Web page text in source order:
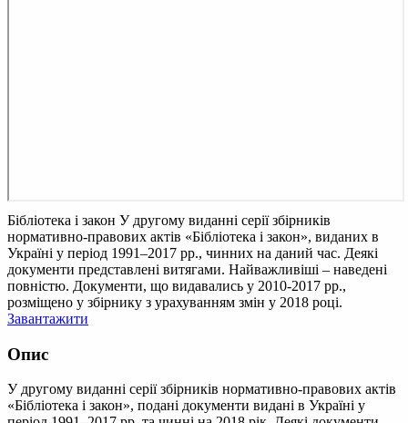
Бібліотека і закон У другому виданні серії збірників
нормативно-правових актів «Бібліотека і закон», виданих в
Україні у період 1991–2017 рр., чинних на даний час. Деякі
документи представлені витягами. Найважливіші – наведені
повністю. Документи, що видавались у 2010-2017 рр.,
розміщено у збірнику з урахуванням змін у 2018 році.
Завантажити
Опис
У другому виданні серії збірників нормативно-правових актів
«Бібліотека і закон», подані документи видані в Україні у